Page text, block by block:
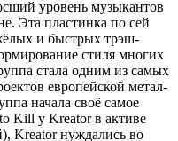
уровень музыкантов
Эта пластинка по сей
и быстрых трэш-
стиля многих
стала одним из самых
европейской метал-
начала своё самое
Kill у Kreator в активе
Kreator нуждались во